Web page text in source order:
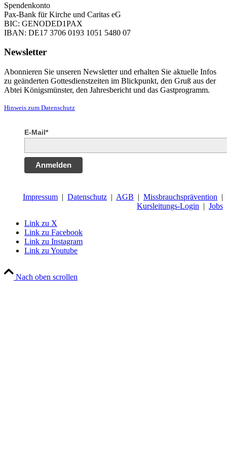
Spendenkonto
Pax-Bank für Kirche und Caritas eG
BIC: GENODED1PAX
IBAN: DE17 3706 0193 1051 5480 07
Newsletter
Abonnieren Sie unseren Newsletter und erhalten Sie aktuelle Infos
zu geänderten Gottesdienstzeiten im Blickpunkt, den Gruß aus der
Abtei Königsmünster, den Jahresbericht und das Gastprogramm.
Hinweis zum Datenschutz
E-Mail*
Anmelden
Impressum | Datenschutz | AGB | Missbrauchsprävention |
Kursleitungs-Login | Jobs
Link zu X
Link zu Facebook
Link zu Instagram
Link zu Youtube
Nach oben scrollen